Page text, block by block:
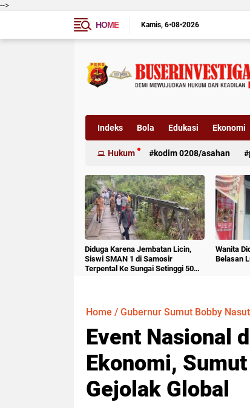
-->
HOME
Kamis 6•08•2026
Indeks Bola Edukasi Ekonomi
Hukum kodim 0208/asahan
Diduga Karena Jembatan Licin,
Siswi SMAN 1 di Samosir
Terpental Ke Sungai Setinggi 50
Wanita
Belasan
Home / Gubernur Sumut Bobby
Event Nasional
Ekonomi,
Gejolak Global